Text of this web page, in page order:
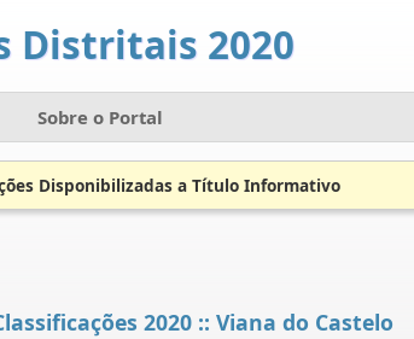
Distritais 2020
Sobre o Portal
Disponibilizadas a Título Informativo
2020 :: Viana do Castelo